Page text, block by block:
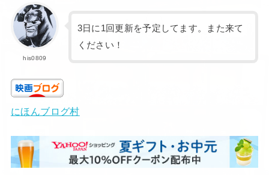
his0809
3日に1回更新を予定してます。また来て
ください！
にほんブログ村